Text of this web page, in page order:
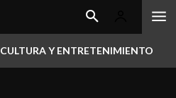
CULTURA Y ENTRETENIMIENTO